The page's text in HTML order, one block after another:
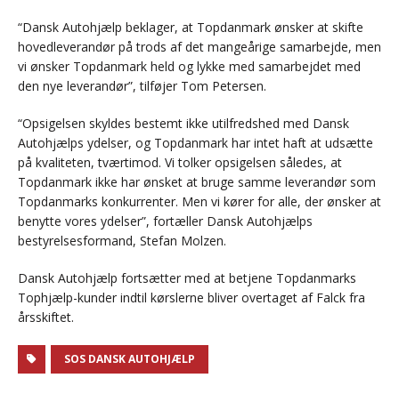
“Dansk Autohjælp beklager, at Topdanmark ønsker at skifte
hovedleverandør på trods af det mangeårige samarbejde, men
vi ønsker Topdanmark held og lykke med samarbejdet med
den nye leverandør”, tilføjer Tom Petersen.
“Opsigelsen skyldes bestemt ikke utilfredshed med Dansk
Autohjælps ydelser, og Topdanmark har intet haft at udsætte
på kvaliteten, tværtimod. Vi tolker opsigelsen således, at
Topdanmark ikke har ønsket at bruge samme leverandør som
Topdanmarks konkurrenter. Men vi kører for alle, der ønsker at
benytte vores ydelser”, fortæller Dansk Autohjælps
bestyrelsesformand, Stefan Molzen.
Dansk Autohjælp fortsætter med at betjene Topdanmarks
Tophjælp-kunder indtil kørslerne bliver overtaget af Falck fra
årsskiftet.
SOS DANSK AUTOHJÆLP